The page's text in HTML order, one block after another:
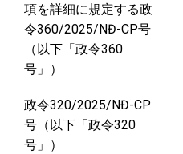
項を詳細に規定する政
令360/2025/NĐ-CP号
（以下「政令360
号」）
政令320/2025/NĐ-CP
号（以下「政令320
号」）